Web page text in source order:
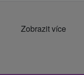
Zobrazit více